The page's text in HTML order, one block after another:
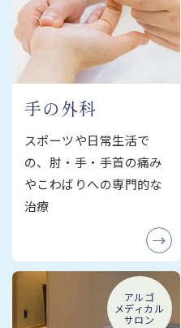
手の外科
スポーツや日常生活で
の、肘・手・手首の痛み
やこわばりへの専門的な
治療
アルゴ
メディカル
サロン